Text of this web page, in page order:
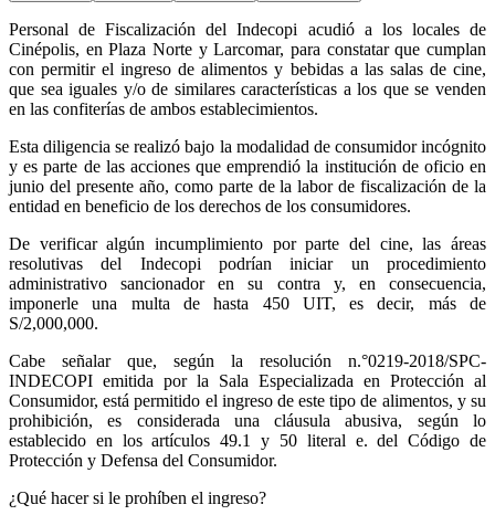
Personal de Fiscalización del Indecopi acudió a los locales de
Cinépolis, en Plaza Norte y Larcomar, para constatar que cumplan
con permitir el ingreso de alimentos y bebidas a las salas de cine,
que sea iguales y/o de similares características a los que se venden
en las confiterías de ambos establecimientos.
Esta diligencia se realizó bajo la modalidad de consumidor incógnito
y es parte de las acciones que emprendió la institución de oficio en
junio del presente año, como parte de la labor de fiscalización de la
entidad en beneficio de los derechos de los consumidores.
De verificar algún incumplimiento por parte del cine, las áreas
resolutivas del Indecopi podrían iniciar un procedimiento
administrativo sancionador en su contra y, en consecuencia,
imponerle una multa de hasta 450 UIT, es decir, más de
S/2,000,000.
Cabe señalar que, según la resolución n.°0219-2018/SPC-
INDECOPI emitida por la Sala Especializada en Protección al
Consumidor, está permitido el ingreso de este tipo de alimentos, y su
prohibición, es considerada una cláusula abusiva, según lo
establecido en los artículos 49.1 y 50 literal e. del Código de
Protección y Defensa del Consumidor.
¿Qué hacer si le prohíben el ingreso?